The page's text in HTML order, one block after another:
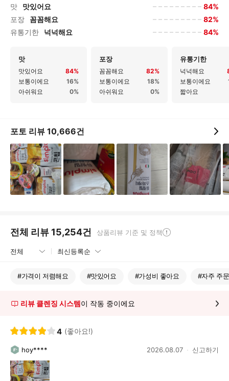
맛 맛있어요
84%
포장
꼼꼼해요
82%
유통기한
넉넉해요 84%
맛
맛있어요
84%
보통이에요
16%
아쉬워요
0%
포장
꼼꼼해요
82%
보통이에요
18%
아쉬워요
0%
유통기한
넉넉해요
보통이에요
짧아요
포토 리뷰 10,666건
전체 리뷰 15,254건 상품리뷰 기준 및 정책
#가격이 저렴해요 #맛있어요 #가성비 좋아요 #자주 주
리뷰 클렌징 시스템이 작동 중이에요
4 (좋아요!)
hoy**** 2026.08.07 신고하기